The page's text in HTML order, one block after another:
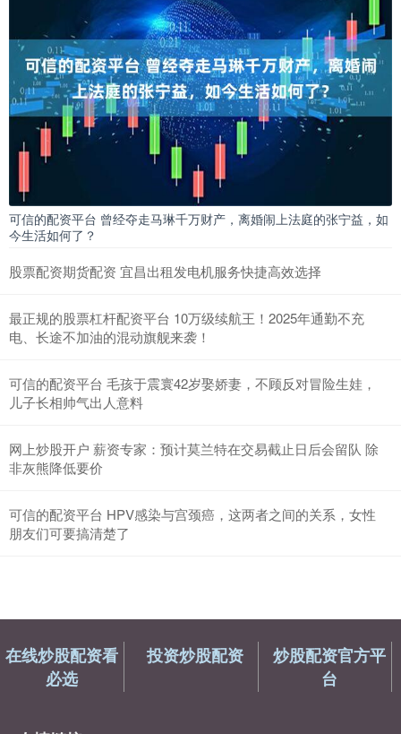
可信的配资平台 曾经夺走马琳千万财产，离婚闹上法庭的张宁益，如
今生活如何了？
股票配资期货配资 宜昌出租发电机服务快捷高效选择
最正规的股票杠杆配资平台 10万级续航王！2025年通勤不充
电、长途不加油的混动旗舰来袭！
可信的配资平台 毛孩于震寰42岁娶娇妻，不顾反对冒险生娃，
儿子长相帅气出人意料
网上炒股开户 薪资专家：预计莫兰特在交易截止日后会留队 除
非灰熊降低要价
可信的配资平台 HPV感染与宫颈癌，这两者之间的关系，女性
朋友们可要搞清楚了
在线炒股配资看
必选
投资炒股配资
炒股配资官方平
台